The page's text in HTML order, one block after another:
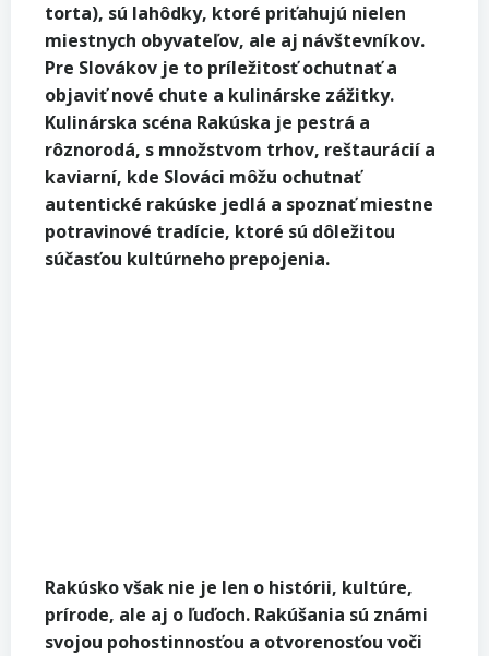
torta), sú lahôdky, ktoré priťahujú nielen
miestnych obyvateľov, ale aj návštevníkov.
Pre Slovákov je to príležitosť ochutnať a
objaviť nové chute a kulinárske zážitky.
Kulinárska scéna Rakúska je pestrá a
rôznorodá, s množstvom trhov, reštaurácií a
kaviarní, kde Slováci môžu ochutnať
autentické rakúske jedlá a spoznať miestne
potravinové tradície, ktoré sú dôležitou
súčasťou kultúrneho prepojenia.
Rakúsko však nie je len o histórii, kultúre,
prírode, ale aj o ľuďoch. Rakúšania sú známi
svojou pohostinnosťou a otvorenosťou voči